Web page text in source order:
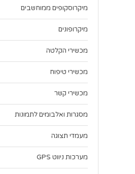
מיקרוסקופים ממוחשבים
מיקרופונים
מכשירי הקלטה
מכשירי טיפוח
מכשירי קשר
מסגרות ואלבומים לתמונות
מעמדי תצוגה
מערכות ניווט GPS